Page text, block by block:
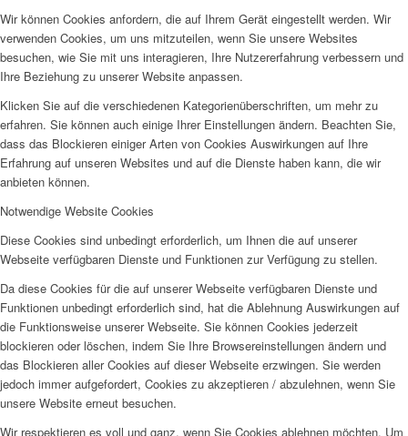
Wir können Cookies anfordern, die auf Ihrem Gerät eingestellt werden. Wir
verwenden Cookies, um uns mitzuteilen, wenn Sie unsere Websites
besuchen, wie Sie mit uns interagieren, Ihre Nutzererfahrung verbessern und
Ihre Beziehung zu unserer Website anpassen.
Klicken Sie auf die verschiedenen Kategorienüberschriften, um mehr zu
erfahren. Sie können auch einige Ihrer Einstellungen ändern. Beachten Sie,
dass das Blockieren einiger Arten von Cookies Auswirkungen auf Ihre
Erfahrung auf unseren Websites und auf die Dienste haben kann, die wir
anbieten können.
Notwendige Website Cookies
Diese Cookies sind unbedingt erforderlich, um Ihnen die auf unserer
Webseite verfügbaren Dienste und Funktionen zur Verfügung zu stellen.
Da diese Cookies für die auf unserer Webseite verfügbaren Dienste und
Funktionen unbedingt erforderlich sind, hat die Ablehnung Auswirkungen auf
die Funktionsweise unserer Webseite. Sie können Cookies jederzeit
blockieren oder löschen, indem Sie Ihre Browsereinstellungen ändern und
das Blockieren aller Cookies auf dieser Webseite erzwingen. Sie werden
jedoch immer aufgefordert, Cookies zu akzeptieren / abzulehnen, wenn Sie
unsere Website erneut besuchen.
Wir respektieren es voll und ganz, wenn Sie Cookies ablehnen möchten. Um